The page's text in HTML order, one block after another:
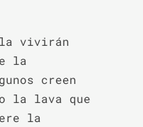
vivirán
la
creen
la lava que
la